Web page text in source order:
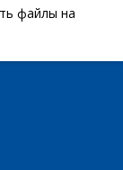
файлы на